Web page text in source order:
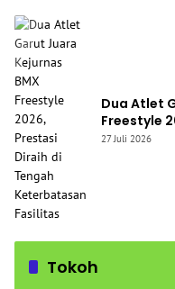
Dua Atlet
Freestyle
27 Juli 2026
Tokoh